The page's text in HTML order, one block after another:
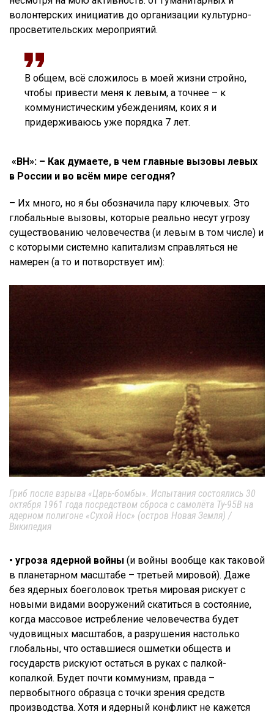
волонтерских инициатив до организации культурно-
просветительских мероприятий.
В общем, всё сложилось в моей жизни стройно,
чтобы привести меня к левым, а точнее – к
коммунистическим убеждениям, коих я и
придерживаюсь уже порядка 7 лет.
«ВН»: – Как думаете, в чем главные вызовы левых
в России и во всём мире сегодня?
– Их много, но я бы обозначила пару ключевых. Это
глобальные вызовы, которые реально несут угрозу
существованию человечества (и левым в том числе) и
с которыми системно капитализм справляться не
намерен (а то и потворствует им):
Гриб после взрыва «Царь-бомбы». Испытания состоялись 30
октября 1961 года посредством сброса с самолёта Ту-95В на
ядерном полигоне «Сухой Нос» (остров Новая Земля) /
Википедия
• угроза ядерной войны (и войны вообще как таковой
в планетарном масштабе – третьей мировой). Даже
без ядерных боеголовок третья мировая рискует с
новыми видами вооружений скатиться в состояние,
когда массовое истребление человечества будет
чудовищных масштабов, а разрушения настолько
глобальны, что оставшиеся ошметки обществ и
государств рискуют остаться в руках с палкой-
копалкой. Будет почти коммунизм, правда –
первобытного образца с точки зрения средств
производства. Хотя и ядерный конфликт не кажется